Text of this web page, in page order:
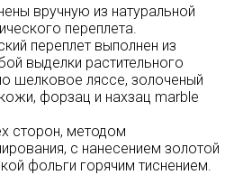
вручную из натуральной
переплета.
переплет выполнен из
выделки растительного
шелковое ляссе, золоченый
форзац и нахзац marble
сторон, методом
с нанесением золотой
фольги горячим тиснением.